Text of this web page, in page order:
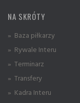
NA SKRÓTY
» Baza piłkarzy
» Rywale Interu
» Terminarz
» Transfery
» Kadra Interu